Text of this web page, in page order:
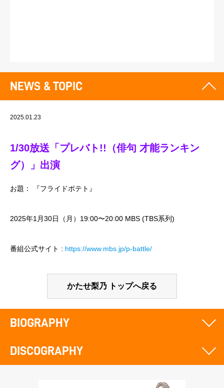
NEWS & TOPIC
2025.01.23
1/30放送「プレバト!!（俳句 才能ランキン
グ）」出演
お題： 『フライドポテト』
2025年1月30日（月）19:00〜20:00 MBS (TBS系列)
番組公式サイト : https://www.mbs.jp/p-battle/
かたせ梨乃 トップへ戻る
BIOGRAPHY
DISCOGRAPHY